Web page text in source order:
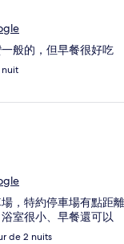
般的，但早餐很好吃
nuit
，特約停車場有點距
室很小、早餐還可以
de 2 nuits